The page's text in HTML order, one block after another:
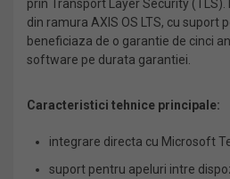
prin Transport Layer Security
din ramura AXIS OS LTS, cu suport
beneficiaza de o garantie de cinci
software pe durata garantiei.
Caracteristici tehnice principale:
integrare directa cu Microsoft
suport pentru apeluri intre